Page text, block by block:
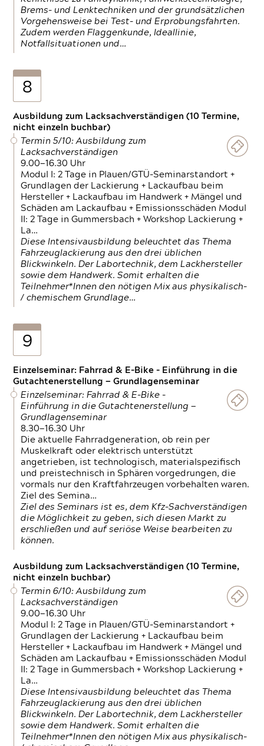
Brems- und Lenktechniken und der grundsätzlichen
Vorgehensweise bei Test- und Erprobungsfahrten.
Zudem werden Flaggenkunde, Ideallinie,
Notfallsituationen und…
8
Ausbildung zum Lacksachverständigen (10 Termine,
nicht einzeln buchbar)
Termin 5/10: Ausbildung zum
Lacksachverständigen
9.00—16.30 Uhr
Modul I: 2 Tage in Plauen/GTÜ-Seminarstandort +
Grundlagen der Lackierung + Lackaufbau beim
Hersteller + Lackaufbau im Handwerk + Mängel und
Schäden am Lackaufbau + Emissionsschäden Modul
II: 2 Tage in Gummersbach + Workshop Lackierung +
La…
Diese Intensivausbildung beleuchtet das Thema
Fahrzeuglackierung aus den drei üblichen
Blickwinkeln. Der Labortechnik, dem Lackhersteller
sowie dem Handwerk. Somit erhalten die
Teilnehmer*Innen den nötigen Mix aus physikalisch-
/ chemischem Grundlage…
9
Einzelseminar: Fahrrad & E-Bike - Einführung in die
Gutachtenerstellung — Grundlagenseminar
Einzelseminar: Fahrrad & E-Bike -
Einführung in die Gutachtenerstellung —
Grundlagenseminar
8.30—16.30 Uhr
Die aktuelle Fahrradgeneration, ob rein per
Muskelkraft oder elektrisch unterstützt
angetrieben, ist technologisch, materialspezifisch
und preistechnisch in Sphären vorgedrungen, die
vormals nur den Kraftfahrzeugen vorbehalten waren.
Ziel des Semina…
Ziel des Seminars ist es, dem Kfz-Sachverständigen
die Möglichkeit zu geben, sich diesen Markt zu
erschließen und auf seriöse Weise bearbeiten zu
können.
Ausbildung zum Lacksachverständigen (10 Termine,
nicht einzeln buchbar)
Termin 6/10: Ausbildung zum
Lacksachverständigen
9.00—16.30 Uhr
Modul I: 2 Tage in Plauen/GTÜ-Seminarstandort +
Grundlagen der Lackierung + Lackaufbau beim
Hersteller + Lackaufbau im Handwerk + Mängel und
Schäden am Lackaufbau + Emissionsschäden Modul
II: 2 Tage in Gummersbach + Workshop Lackierung +
La…
Diese Intensivausbildung beleuchtet das Thema
Fahrzeuglackierung aus den drei üblichen
Blickwinkeln. Der Labortechnik, dem Lackhersteller
sowie dem Handwerk. Somit erhalten die
Teilnehmer*Innen den nötigen Mix aus physikalisch-